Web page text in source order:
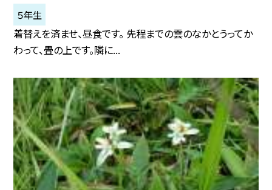
５年生
着替えを済ませ、昼食です。 先程までの雲のなかとうってか
わって、畳の上です。隣に...